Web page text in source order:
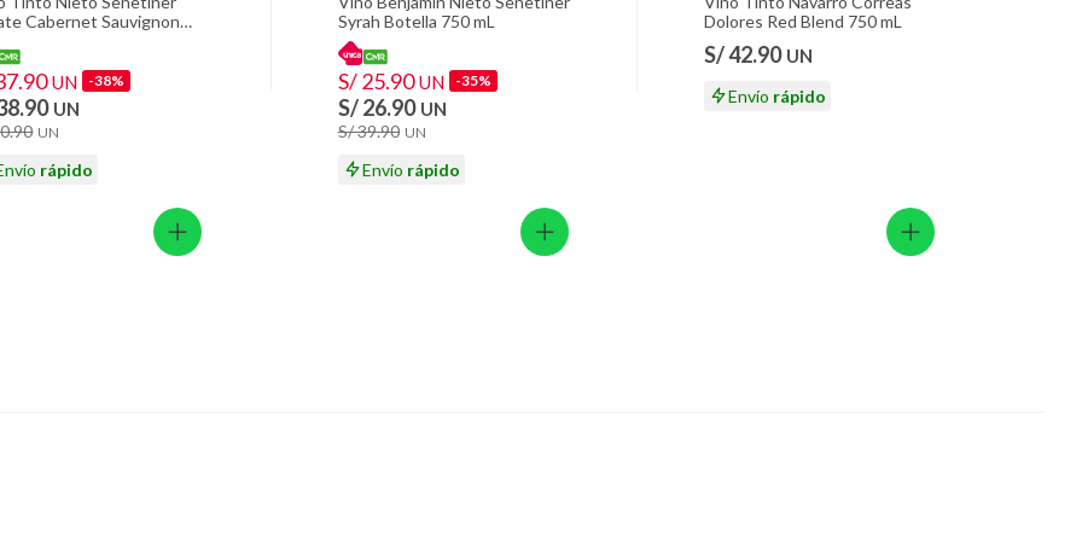
alimenticios, vitaminas.
con señales de uso, sin empaques, etiquetas o sellos.
Cabernet Sauvignon
750 mL
UN -38%
UN
UN
rápido
Syrah Botella 750 mL
S/ 25.90 UN -35%
S/ 26.90 UN
S/ 39.90 UN
Envío rápido
Dolores Red Blend 750 mL
S/ 42.90 UN
Envío rápido